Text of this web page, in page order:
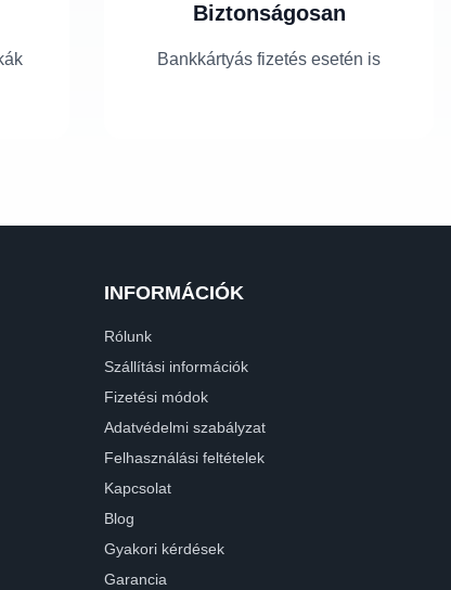
Biztonságosan
Bankkártyás fizetés esetén is
INFORMÁCIÓK
Rólunk
Szállítási információk
Fizetési módok
Adatvédelmi szabályzat
Felhasználási feltételek
Kapcsolat
Blog
Gyakori kérdések
Garancia